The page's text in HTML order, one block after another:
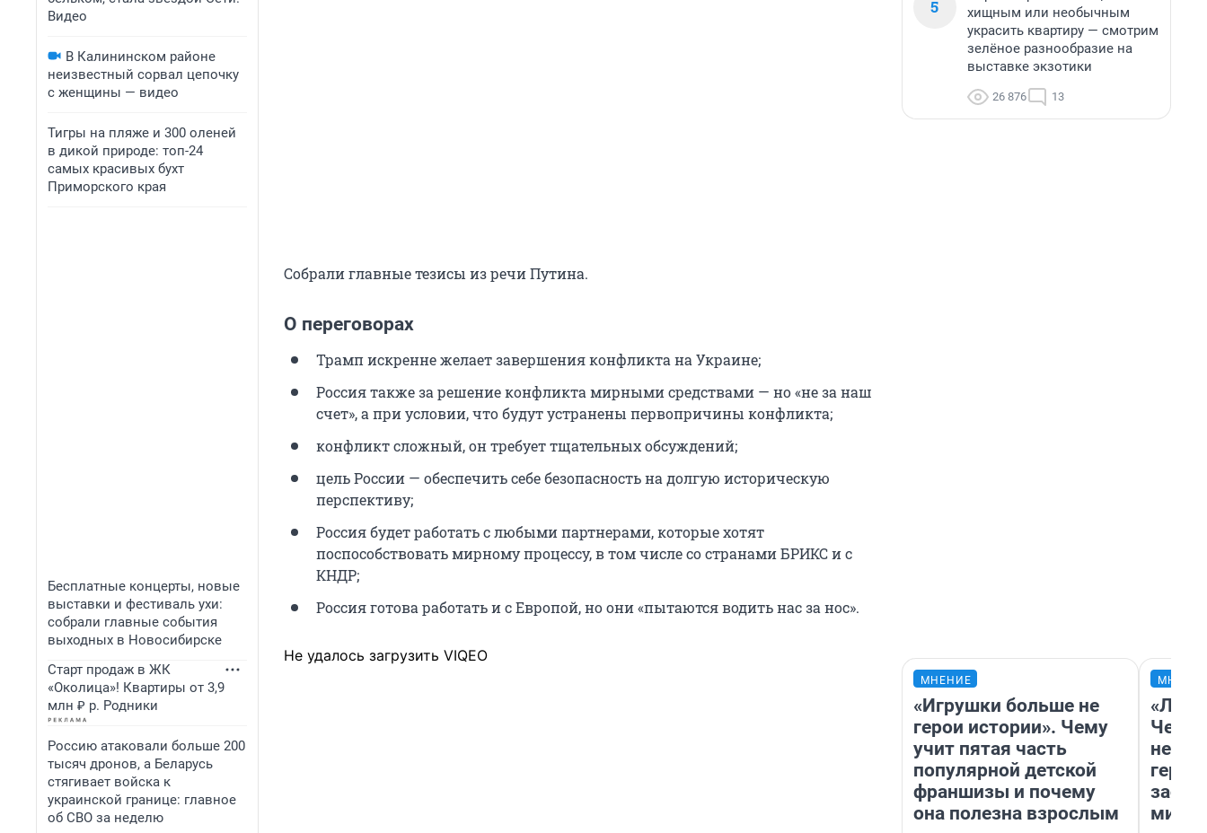
Видео
В Калининском районе
неизвестный сорвал цепочку
с женщины — видео
Тигры на пляже и 300 оленей
в дикой природе: топ-24
самых красивых бухт
Приморского края
Бесплатные концерты, новые
выставки и фестиваль ухи:
собрали главные события
выходных в Новосибирске
Старт продаж в ЖК
«Околица»! Квартиры от 3,9
млн ₽ р. Родники
Россию атаковали больше 200
тысяч дронов, а Беларусь
стягивает войска к
украинской границе: главное
об СВО за неделю
Собрали главные тезисы из речи Путина.
О переговорах
Трамп искренне желает завершения конфликта на Украине;
Россия также за решение конфликта мирными средствами — но «не за наш
счет», а при условии, что будут устранены первопричины конфликта;
конфликт сложный, он требует тщательных обсуждений;
цель России — обеспечить себе безопасность на долгую историческую
перспективу;
Россия будет работать с любыми партнерами, которые хотят
поспособствовать мирному процессу, в том числе со странами БРИКС и с
КНДР;
Россия готова работать и с Европой, но они «пытаются водить нас за нос».
Не удалось загрузить VIQEO
5
хищным или необычным
украсить квартиру — смотрим
зелёное разнообразие на
выставке экзотики
26 876 13
МНЕНИЕ
«Игрушки больше не
герои истории». Чему
учит пятая часть
популярной детской
франшизы и почему
она полезна взрослым
Чем
герои